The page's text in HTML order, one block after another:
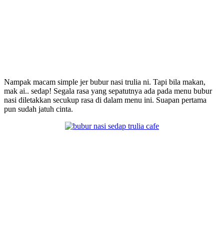
Nampak macam simple jer bubur nasi trulia ni. Tapi bila makan,
mak ai.. sedap! Segala rasa yang sepatutnya ada pada menu bubur
nasi diletakkan secukup rasa di dalam menu ini. Suapan pertama
pun sudah jatuh cinta.